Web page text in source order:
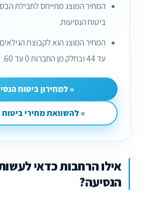
המחיר המוצג מתייחס לחבילת
ביטוח הנסיעות.
עד 44 ובחלק מן החברות 0 עד 60.
» למחירון ביטוח
» להשוואת מחירי ביטוח
אילו הרחבות כדאי
הנסיעה?